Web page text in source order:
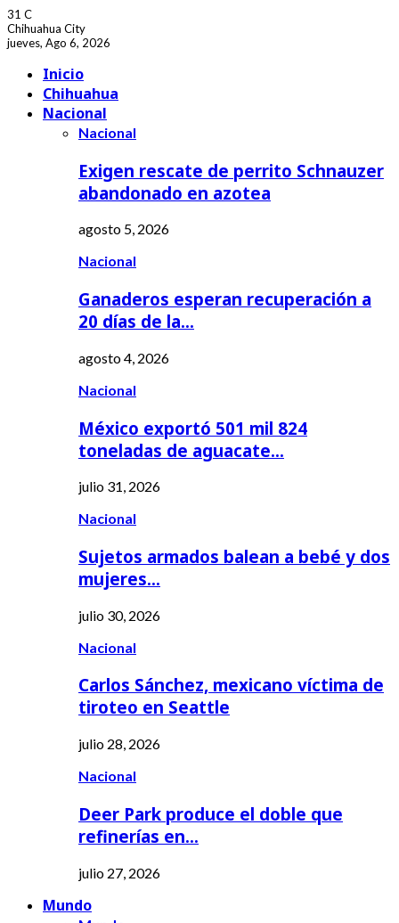
31 C
Chihuahua City
jueves, Ago 6, 2026
Inicio
Chihuahua
Nacional
Nacional
Exigen rescate de perrito Schnauzer
abandonado en azotea
agosto 5, 2026
Nacional
Ganaderos esperan recuperación a
20 días de la…
agosto 4, 2026
Nacional
México exportó 501 mil 824
toneladas de aguacate…
julio 31, 2026
Nacional
Sujetos armados balean a bebé y dos
mujeres…
julio 30, 2026
Nacional
Carlos Sánchez, mexicano víctima de
tiroteo en Seattle
julio 28, 2026
Nacional
Deer Park produce el doble que
refinerías en…
julio 27, 2026
Mundo